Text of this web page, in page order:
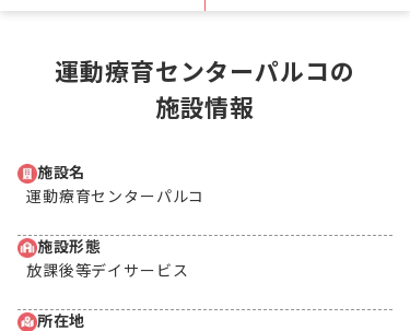
運動療育センターパルコの
施設情報
施設名
運動療育センターパルコ
施設形態
放課後等デイサービス
所在地